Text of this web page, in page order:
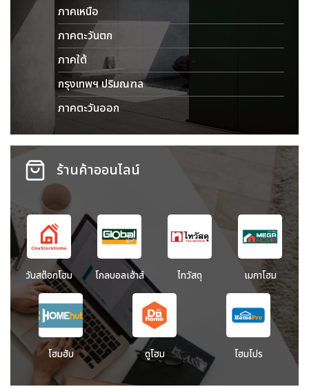
ภาคเหนือ
ภาคตะวันตก
ภาคใต้
กรุงเทพฯ ปริมณฑล
ภาคตะวันออก
ร้านค้าออนไลน์
วันสต๊อกโฮม โกลบอลเฮ้าส์ ไทวัสดุ เมกาโฮม
โฮมฮับ ดูโฮม โฮมโปร